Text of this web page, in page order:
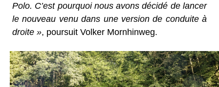
Polo. C’est pourquoi nous avons décidé de lancer
le nouveau venu dans une version de conduite à
droite », poursuit Volker Mornhinweg.